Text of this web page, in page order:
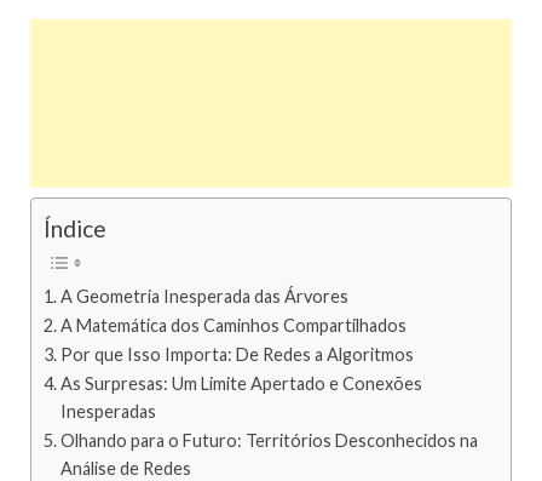
Índice
A Geometria Inesperada das Árvores
A Matemática dos Caminhos Compartilhados
Por que Isso Importa: De Redes a Algoritmos
As Surpresas: Um Limite Apertado e Conexões
Inesperadas
Olhando para o Futuro: Territórios Desconhecidos na
Análise de Redes